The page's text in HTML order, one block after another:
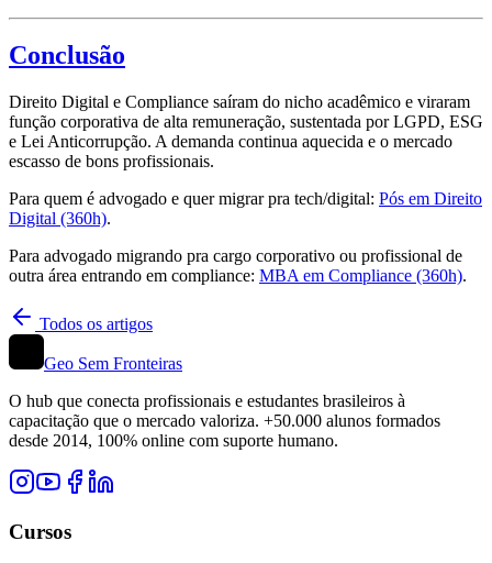
Conclusão
Direito Digital e Compliance saíram do nicho acadêmico e viraram
função corporativa de alta remuneração, sustentada por LGPD, ESG
e Lei Anticorrupção. A demanda continua aquecida e o mercado
escasso de bons profissionais.
Para quem é advogado e quer migrar pra tech/digital: Pós em Direito
Digital (360h).
Para advogado migrando pra cargo corporativo ou profissional de
outra área entrando em compliance: MBA em Compliance (360h).
Todos os artigos
Geo Sem Fronteiras
O hub que conecta profissionais e estudantes brasileiros à
capacitação que o mercado valoriza. +50.000 alunos formados
desde 2014, 100% online com suporte humano.
Cursos